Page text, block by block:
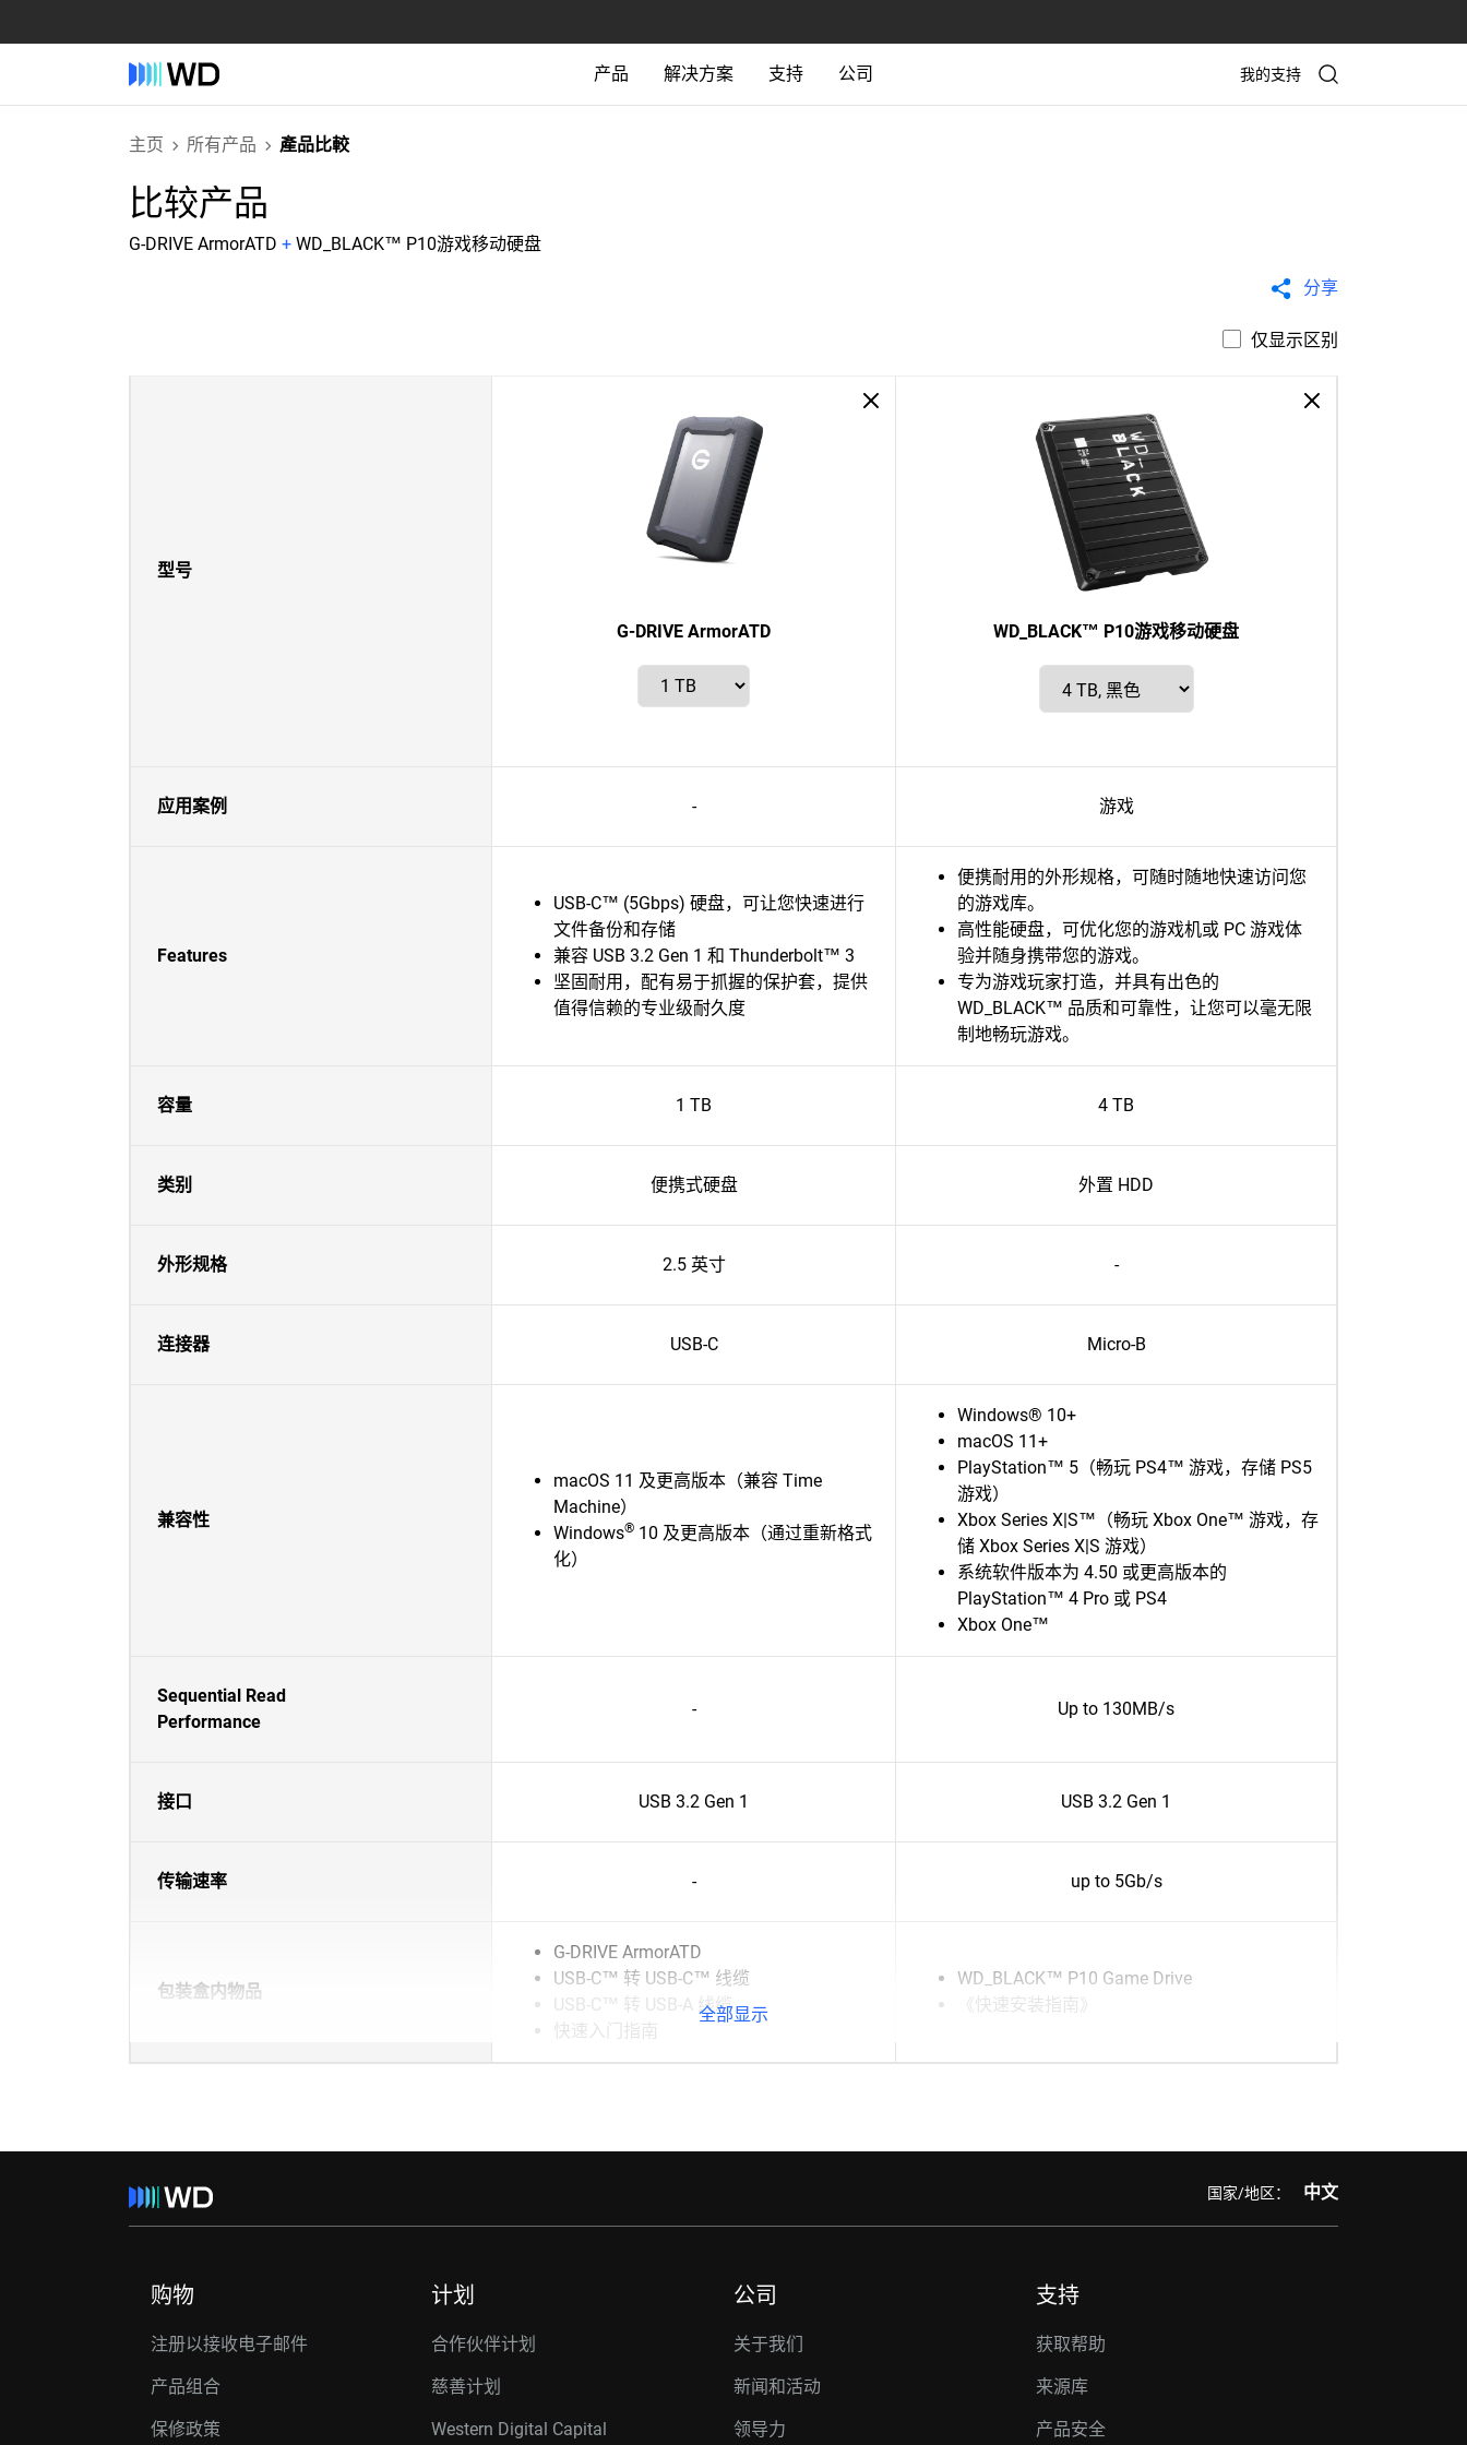
产品 解决方案 支持 公司 我的支持
主页 所有产品 產品比較
比较产品
G-DRIVE ArmorATD + WD_BLACK™ P10游戏移动硬盘​
分享
仅显示区别
型号
G-DRIVE ArmorATD WD_BLACK™ P10游戏移动硬盘​
应用案例 - 游戏
Features
USB-C™ (5Gbps) 硬盘，可让您快速进行
文件备份和存储
兼容 USB 3.2 Gen 1 和 Thunderbolt™ 3
坚固耐用，配有易于抓握的保护套，提供
值得信赖的专业级耐久度
便携耐用的外形规格，可随时随地快速访问您
的游戏库。
高性能硬盘，可优化您的游戏机或 PC 游戏体
验并随身携带您的游戏。
专为游戏玩家打造，并具有出色的
WD_BLACK™ 品质和可靠性，让您可以毫无限
制地畅玩游戏。
容量 1 TB 4 TB
类别 便携式硬盘 外置 HDD
外形规格 2.5 英寸 -
连接器 USB-C Micro-B
兼容性
macOS 11 及更高版本（兼容 Time
Machine）
Windows® 10 及更高版本（通过重新格式
化）
Windows® 10+
macOS 11+
PlayStation™ 5（畅玩 PS4™ 游戏，存储 PS5
游戏）
Xbox Series X|S™（畅玩 Xbox One™ 游戏，存
储 Xbox Series X|S 游戏）
系统软件版本为 4.50 或更高版本的
PlayStation™ 4 Pro 或 PS4
Xbox One™
Sequential Read
Performance
- Up to 130MB/s
接口 USB 3.2 Gen 1 USB 3.2 Gen 1
传输速率 - up to 5Gb/s
包装盒内物品
G-DRIVE ArmorATD
USB-C™ 转 USB-C™ 线缆
USB-C™ 转 USB-A 线缆
快速入门指南
WD_BLACK™ P10 Game Drive
《快速安装指南》
全部显示
国家/地区： 中文
购物
注册以接收电子邮件
产品组合
保修政策
计划
合作伙伴计划
慈善计划
Western Digital Capital
公司
关于我们
新闻和活动
领导力
支持
获取帮助
来源库
产品安全